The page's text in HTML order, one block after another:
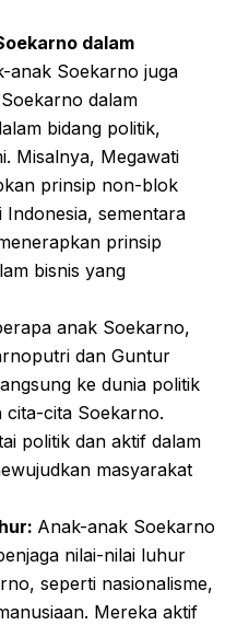
dalam
anak Soekarno juga
dalam
bidang politik,
Misalnya, Megawati
prinsip non-blok
sementara
prinsip
bisnis yang
anak Soekarno,
dan Guntur
ke dunia politik
cita Soekarno.
politik dan aktif dalam
masyarakat
Anak-anak Soekarno
nilai-nilai luhur
seperti nasionalisme,
Mereka aktif